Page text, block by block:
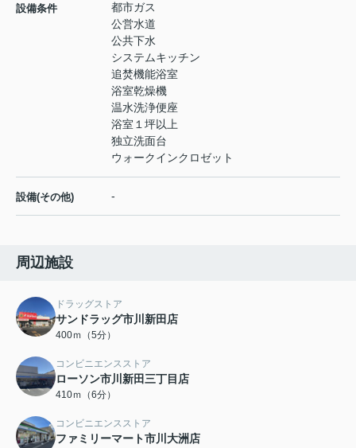
設備条件
都市ガス
公営水道
公共下水
システムキッチン
追焚機能浴室
浴室乾燥機
温水洗浄便座
浴室１坪以上
独立洗面台
ウォークインクロゼット
設備(その他) -
周辺施設
ドラッグストア
サンドラッグ市川新田店
400ｍ（5分）
コンビニエンスストア
ローソン市川新田三丁目店
410ｍ（6分）
コンビニエンスストア
ファミリーマート市川大洲店